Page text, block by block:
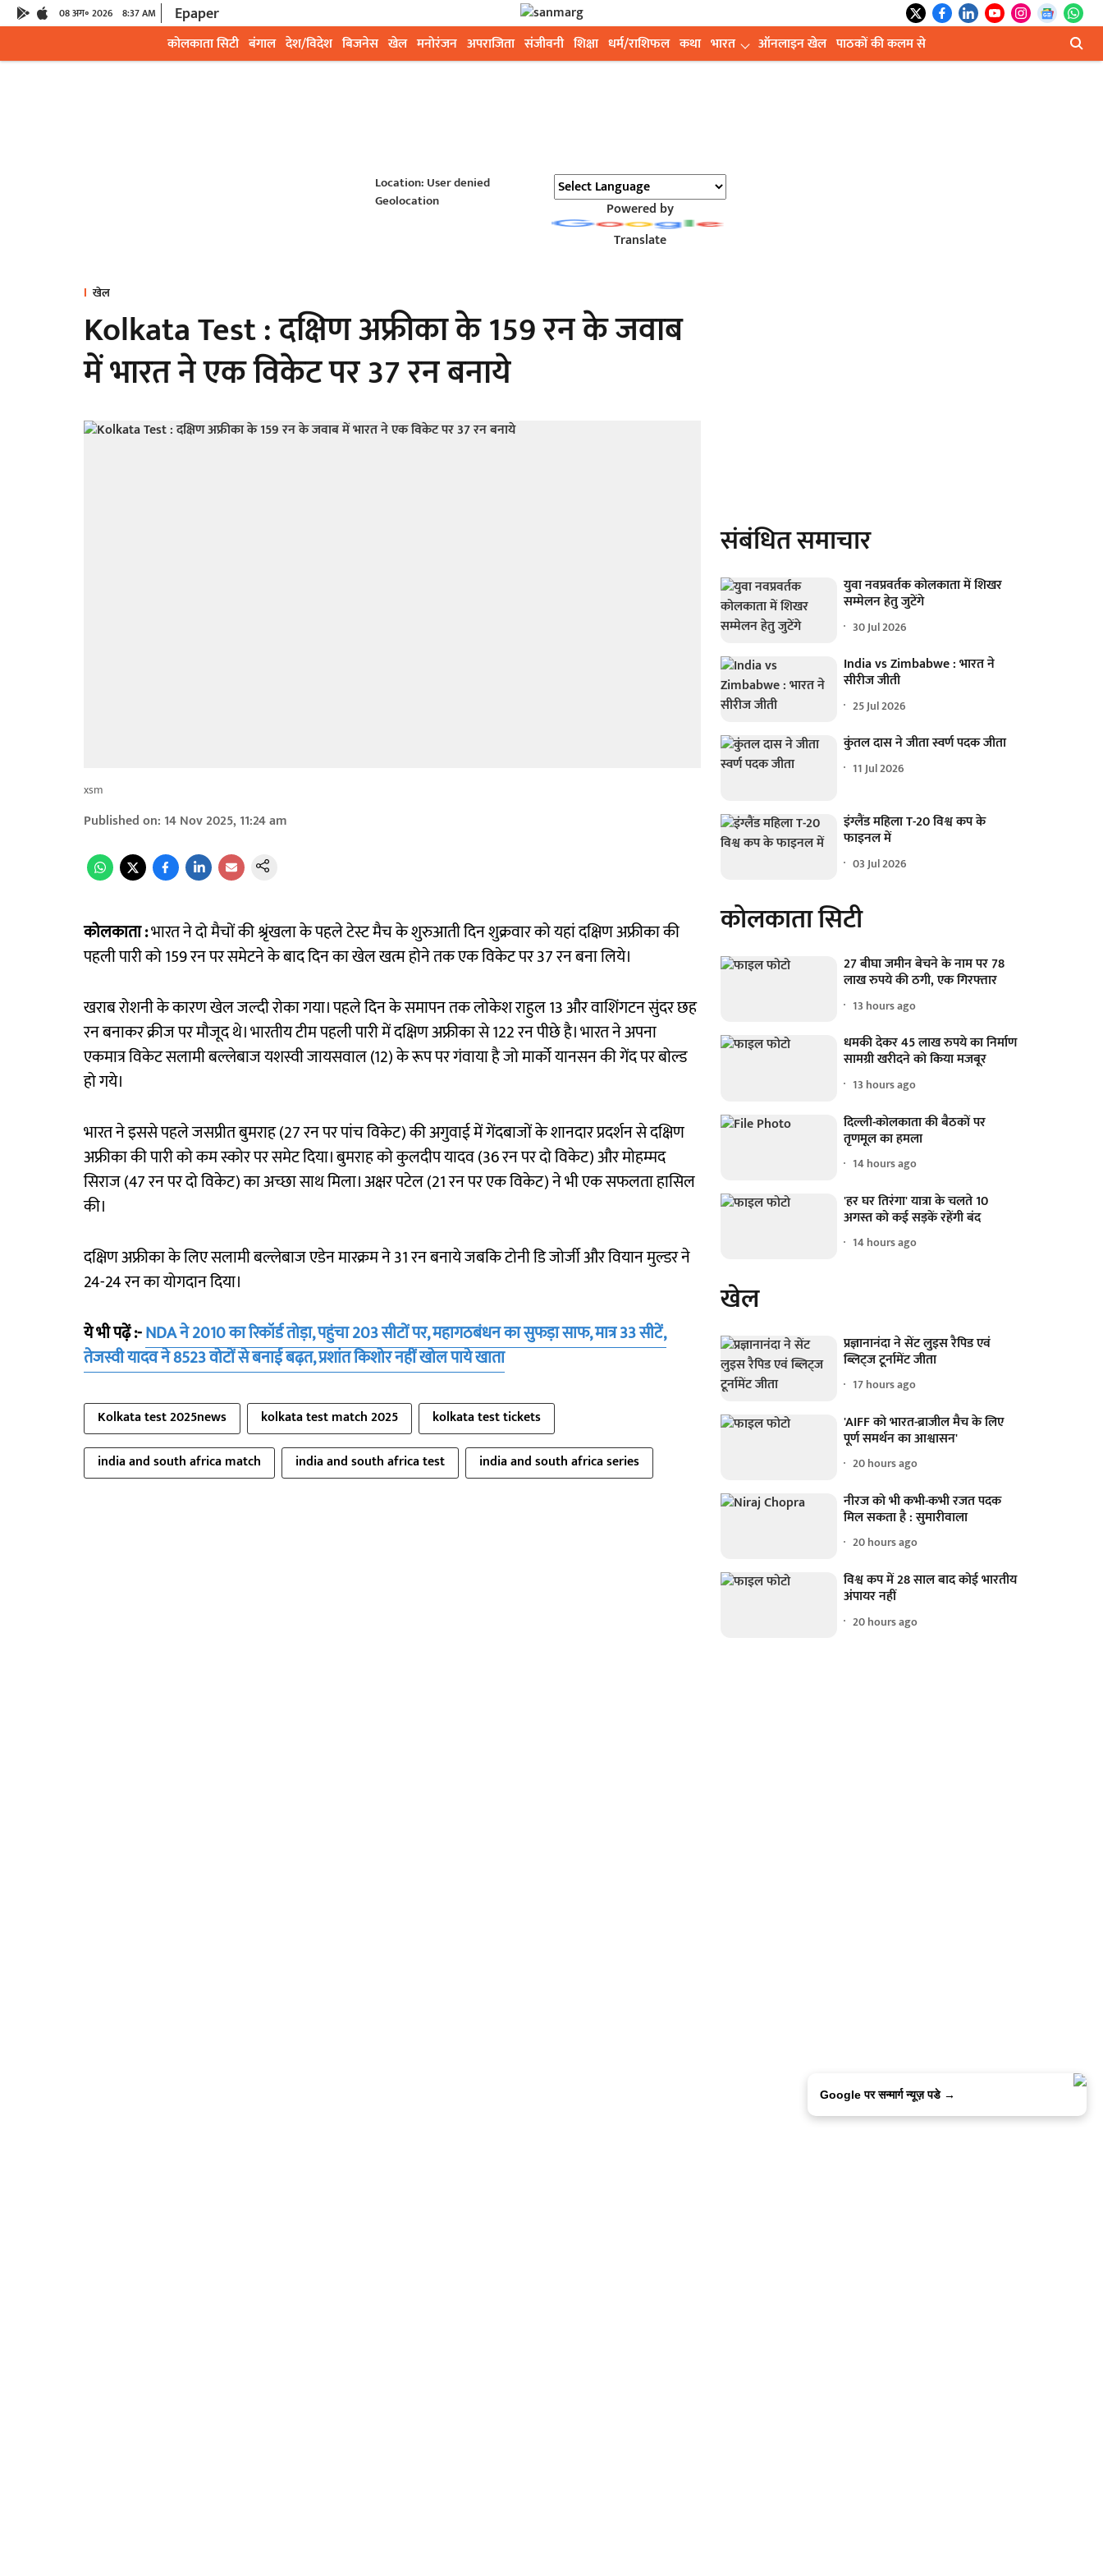
08 अग॰ 2026 8:37 AM Epaper
कोलकाता सिटी बंगाल देश/विदेश बिजनेस खेल मनोरंजन अपराजिता संजीवनी शिक्षा धर्म/राशिफल कथा भारत ऑनलाइन खेल पाठकों की कलम से
Location: User denied
Geolocation
Powered by
Translate
खेल
Kolkata Test : दक्षिण अफ्रीका के 159 रन के जवाब
में भारत ने एक विकेट पर 37 रन बनाये
xsm
Published on: 14 Nov 2025, 11:24 am
कोलकाता :भारत ने दो मैचों की श्रृंखला के पहले टेस्ट मैच के शुरुआती दिन शुक्रवार को यहां दक्षिण अफ्रीका की
पहली पारी को 159 रन पर समेटने के बाद दिन का खेल खत्म होने तक एक विकेट पर 37 रन बना लिये।
खराब रोशनी के कारण खेल जल्दी रोका गया। पहले दिन के समापन तक लोकेश राहुल 13 और वाशिंगटन सुंदर छह
रन बनाकर क्रीज पर मौजूद थे। भारतीय टीम पहली पारी में दक्षिण अफ्रीका से 122 रन पीछे है। भारत ने अपना
एकमात्र विकेट सलामी बल्लेबाज यशस्वी जायसवाल (12) के रूप पर गंवाया है जो मार्को यानसन की गेंद पर बोल्ड
हो गये।
भारत ने इससे पहले जसप्रीत बुमराह (27 रन पर पांच विकेट) की अगुवाई में गेंदबाजों के शानदार प्रदर्शन से दक्षिण
अफ्रीका की पारी को कम स्कोर पर समेट दिया। बुमराह को कुलदीप यादव (36 रन पर दो विकेट) और मोहम्मद
सिराज (47 रन पर दो विकेट) का अच्छा साथ मिला। अक्षर पटेल (21 रन पर एक विकेट) ने भी एक सफलता हासिल
की।
दक्षिण अफ्रीका के लिए सलामी बल्लेबाज एडेन मारक्रम ने 31 रन बनाये जबकि टोनी डि जोर्जी और वियान मुल्डर ने
24-24 रन का योगदान दिया।
ये भी पढ़ें :-NDA ने 2010 का रिकॉर्ड तोड़ा, पहुंचा 203 सीटों पर, महागठबंधन का सुफड़ा साफ, मात्र 33 सीटें,
तेजस्वी यादव ने 8523 वोटों से बनाई बढ़त, प्रशांत किशोर नहीं खोल पाये खाता
Kolkata test 2025news kolkata test match 2025
kolkata test tickets
india and south africa match
india and south africa test india and south africa series
संबंधित समाचार
युवा नवप्रवर्तक कोलकाता में शिखर
सम्मेलन हेतु जुटेंगे
30 Jul 2026
India vs Zimbabwe : भारत ने
सीरीज जीती
25 Jul 2026
कुंतल दास ने जीता स्वर्ण पदक जीता
11 Jul 2026
इंग्लैंड महिला T-20 विश्व कप के
फाइनल में
03 Jul 2026
कोलकाता सिटी
27 बीघा जमीन बेचने के नाम पर 78
लाख रुपये की ठगी, एक गिरफ्तार
13 hours ago
धमकी देकर 45 लाख रुपये का निर्माण
सामग्री खरीदने को किया मजबूर
13 hours ago
दिल्ली-कोलकाता की बैठकों पर
तृणमूल का हमला
14 hours ago
'हर घर तिरंगा' यात्रा के चलते 10
अगस्त को कई सड़कें रहेंगी बंद
14 hours ago
खेल
प्रज्ञानानंदा ने सेंट लुइस रैपिड एवं
ब्लिट्ज टूर्नामेंट जीता
17 hours ago
'AIFF को भारत-ब्राजील मैच के लिए
पूर्ण समर्थन का आश्वासन'
20 hours ago
नीरज को भी कभी-कभी रजत पदक
मिल सकता है : सुमारीवाला
20 hours ago
विश्व कप में 28 साल बाद कोई भारतीय
अंपायर नहीं
20 hours ago
Google पर सन्मार्ग न्यूज़ पडे →